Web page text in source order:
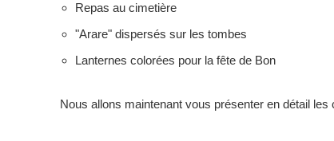
Repas au cimetière
"Arare" dispersés sur les tombes
Lanternes colorées pour la fête de Bon
Nous allons maintenant vous présenter en détail